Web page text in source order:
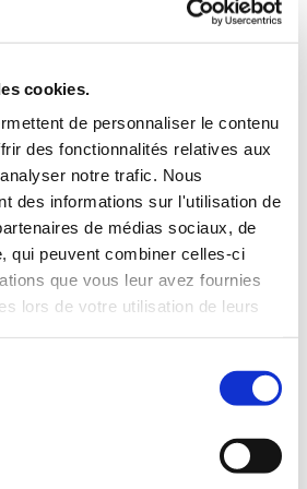
cookies.
de personnaliser le contenu
des fonctionnalités relatives aux
notre trafic. Nous
des informations sur l'utilisation de
de médias sociaux, de
qui peuvent combiner celles-ci
que vous leur avez fournies
lors de votre utilisation de leurs
Habillage Bois
Cloison de
LOCATION
(hors franchise)
rendre plein
DE LOCATION